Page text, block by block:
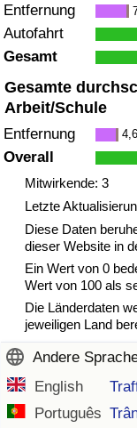
Entfernung
Autofahrt
Gesamt
Gesamte
Arbeit/Schule
Entfernung
Overall
Mitwirkende: 3
Letzte
Diese Daten
dieser Website in
Ein Wert von 0
Wert von 100 als
Die Länderdaten
jeweiligen Land
Andere
English
Português
Verkehr
Verkehrs-Index
Verkehrs-Index